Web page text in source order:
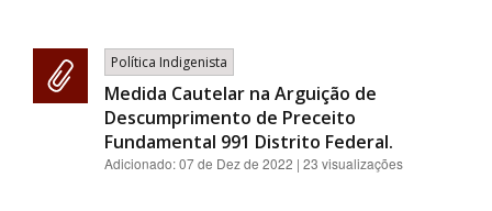
Política Indigenista
Medida Cautelar na Arguição de
Descumprimento de Preceito
Fundamental 991 Distrito Federal.
Adicionado:07 de Dez de 2022 | 23 visualizações